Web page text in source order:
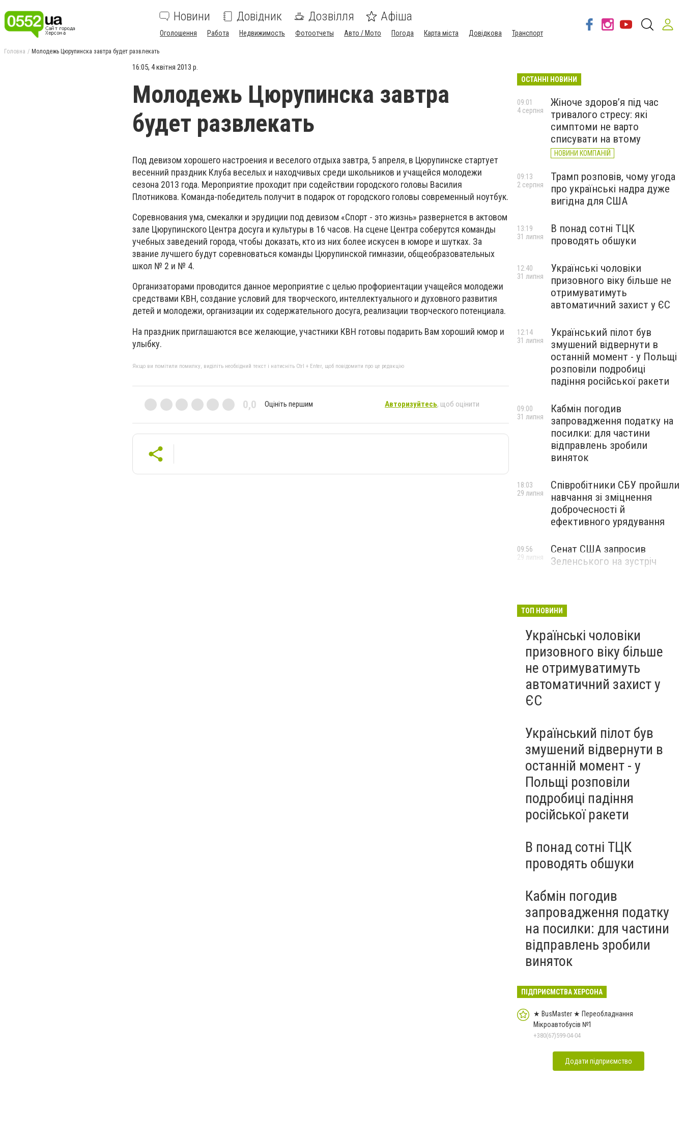
Новини Довідник Дозвілля Афіша
Оголошення Работа Недвижимость Фотоотчеты Авто / Мото Погода Карта міста Довідкова Транспорт
Головна Молодежь Цюрупинска завтра будет развлекать
16:05, 4 квітня 2013 р.
Молодежь Цюрупинска завтра
будет развлекать
Под девизом хорошего настроения и веселого отдыха завтра, 5 апреля, в Цюрупинске стартует
весенний праздник Клуба веселых и находчивых среди школьников и учащейся молодежи
сезона 2013 года. Мероприятие проходит при содействии городского головы Василия
Плотникова. Команда-победитель получит в подарок от городского головы современный ноутбук.
Соревнования ума, смекалки и эрудиции под девизом «Спорт - это жизнь» развернется в актовом
зале Цюрупинского Центра досуга и культуры в 16 часов. На сцене Центра соберутся команды
учебных заведений города, чтобы доказать, кто из них более искусен в юморе и шутках. За
звание лучшего будут соревноваться команды Цюрупинской гимназии, общеобразовательных
школ № 2 и № 4.
Организаторами проводится данное мероприятие с целью профориентации учащейся молодежи
средствами КВН, создание условий для творческого, интеллектуального и духовного развития
детей и молодежи, организации их содержательного досуга, реализации творческого потенциала.
На праздник приглашаются все желающие, участники КВН готовы подарить Вам хороший юмор и
улыбку.
Якщо ви помітили помилку, виділіть необхідний текст і натисніть Ctrl + Enter, щоб повідомити про це редакцію
0,0 Оцініть першим Авторизуйтесь, щоб оцінити
ОСТАННІ НОВИНИ
Жіноче здоров’я під час
тривалого стресу: які
симптоми не варто
списувати на втому
НОВИНИ КОМПАНІЙ
09:01
4 серпня
Трамп розповів, чому угода
про українські надра дуже
вигідна для США
09:13
2 серпня
В понад сотні ТЦК
проводять обшуки
13:19
31 липня
Українські чоловіки
призовного віку більше не
отримуватимуть
автоматичний захист у ЄС
12:40
31 липня
Український пілот був
змушений відвернути в
останній момент - у Польщі
розповіли подробиці
падіння російської ракети
12:14
31 липня
Кабмін погодив
запровадження податку на
посилки: для частини
відправлень зробили
виняток
09:00
31 липня
Співробітники СБУ пройшли
навчання зі зміцнення
доброчесності й
ефективного урядування
18:03
29 липня
Сенат США запросив
Зеленського на зустріч
09:56
29 липня
ТОП НОВИНИ
Українські чоловіки
призовного віку більше
не отримуватимуть
автоматичний захист у
ЄС
Український пілот був
змушений відвернути в
останній момент - у
Польщі розповіли
подробиці падіння
російської ракети
В понад сотні ТЦК
проводять обшуки
Кабмін погодив
запровадження податку
на посилки: для частини
відправлень зробили
виняток
ПІДПРИЄМСТВА ХЕРСОНА
★ BusMaster ★ Переобладнання
Мікроавтобусів №1
+380(67)599-04-04
Додати підприємство